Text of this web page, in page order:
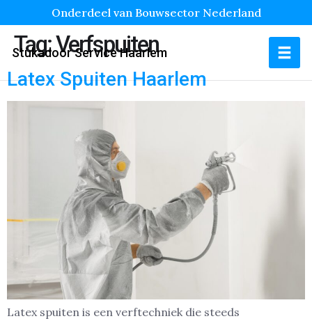
Onderdeel van Bouwsector Nederland
Stukadoor Service Haarlem
Tag:Verfspuiten
Latex Spuiten Haarlem
Latex spuiten is een verftechniek die steeds